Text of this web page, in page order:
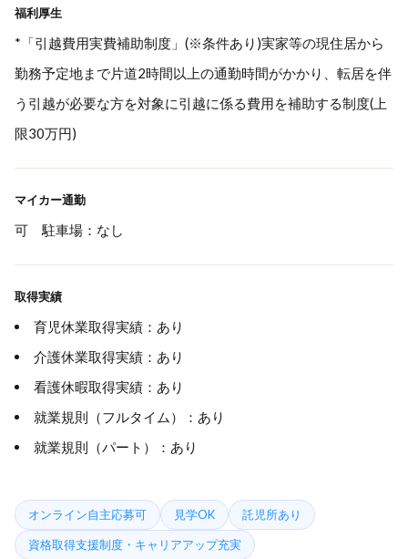
福利厚生
*「引越費用実費補助制度」(※条件あり)実家等の現住居から
勤務予定地まで片道2時間以上の通勤時間がかかり、転居を伴
う引越が必要な方を対象に引越に係る費用を補助する制度(上
限30万円)
マイカー通勤
可 駐車場：なし
取得実績
育児休業取得実績：あり
介護休業取得実績：あり
看護休暇取得実績：あり
就業規則（フルタイム）：あり
就業規則（パート）：あり
オンライン自主応募可 見学OK 託児所あり
資格取得支援制度・キャリアアップ充実